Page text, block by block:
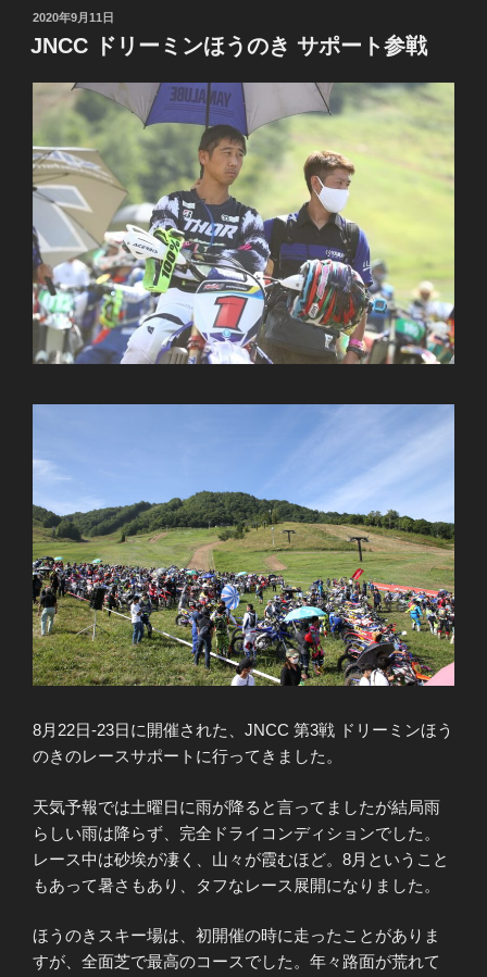
投
稿
日:
2020年9月11日
JNCC ドリーミンほうのき サポート参戦
8月22日-23日に開催された、JNCC 第3戦 ドリーミンほう
のきのレースサポートに行ってきました。
天気予報では土曜日に雨が降ると言ってましたが結局雨
らしい雨は降らず、完全ドライコンディションでした。
レース中は砂埃が凄く、山々が霞むほど。8月ということ
もあって暑さもあり、タフなレース展開になりました。
ほうのきスキー場は、初開催の時に走ったことがありま
すが、全面芝で最高のコースでした。年々路面が荒れて